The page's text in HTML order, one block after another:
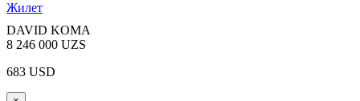
Жилет
DAVID KOMA
8 246 000 UZS
683 USD